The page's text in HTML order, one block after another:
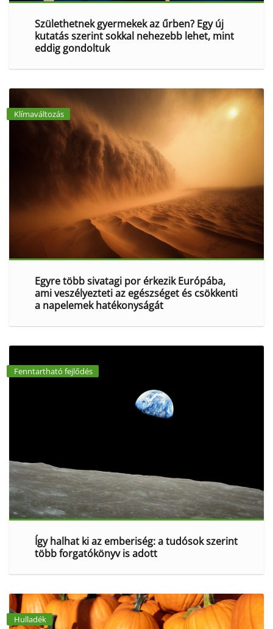
Születhetnek gyermekek az űrben? Egy új
kutatás szerint sokkal nehezebb lehet, mint
eddig gondoltuk
Klímaváltozás
Egyre több sivatagi por érkezik Európába,
ami veszélyezteti az egészséget és csökkenti
a napelemek hatékonyságát
Fenntartható fejlődés
Így halhat ki az emberiség: a tudósok szerint
több forgatókönyv is adott
Hulladék